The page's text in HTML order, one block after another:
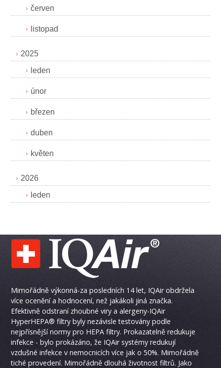
červen
listopad
2025
leden
únor
březen
duben
květen
2026
leden
Mimořádně výkonná-za posledních 14 let, IQAir obdržela
více ocenění a hodnocení, než jakákoli jiná značka.
Efektivně odstraní zhoubné viry a alergeny-IQAir
HyperHEPA® filtry byly nezávisle testovány podle
nejpřísnější normy pro HEPA filtry. Prokazatelně redukuje
infekce - bylo prokázáno, že IQAir systémy redukují
vzdušné infekce v nemocnicích více jak o 50%. Mimořádně
tiché provedení. Mimořádně dlouhá životnost filtrů. Jako